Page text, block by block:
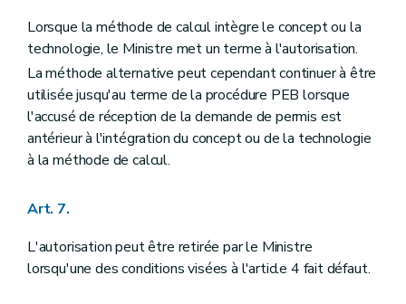
Lorsque la méthode de calcul intègre le concept ou la
technologie, le Ministre met un terme à l'autorisation.
La méthode alternative peut cependant continuer à être
utilisée jusqu'au terme de la procédure PEB lorsque
l'accusé de réception de la demande de permis est
antérieur à l'intégration du concept ou de la technologie
à la méthode de calcul.
Art. 7.
L'autorisation peut être retirée par le Ministre
lorsqu'une des conditions visées à l'article 4 fait défaut.